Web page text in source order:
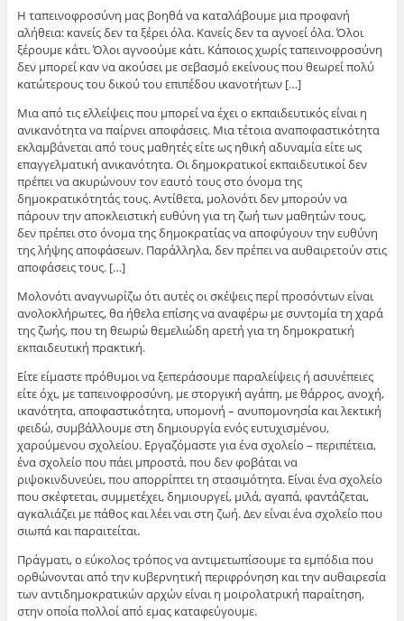
Η ταπεινοφροσύνη μας βοηθά να καταλάβουμε μια προφανή
αλήθεια: κανείς δεν τα ξέρει όλα. Κανείς δεν τα αγνοεί όλα. Όλοι
ξέρουμε κάτι. Όλοι αγνοούμε κάτι. Κάποιος χωρίς ταπεινοφροσύνη
δεν μπορεί καν να ακούσει με σεβασμό εκείνους που θεωρεί πολύ
κατώτερους του δικού του επιπέδου ικανοτήτων […]
Μια από τις ελλείψεις που μπορεί να έχει ο εκπαιδευτικός είναι η
ανικανότητα να παίρνει αποφάσεις. Μια τέτοια αναποφαστικότητα
εκλαμβάνεται από τους μαθητές είτε ως ηθική αδυναμία είτε ως
επαγγελματική ανικανότητα. Οι δημοκρατικοί εκπαιδευτικοί δεν
πρέπει να ακυρώνουν τον εαυτό τους στο όνομα της
δημοκρατικότητάς τους. Αντίθετα, μολονότι δεν μπορούν να
πάρουν την αποκλειστική ευθύνη για τη ζωή των μαθητών τους,
δεν πρέπει στο όνομα της δημοκρατίας να αποφύγουν την ευθύνη
της λήψης αποφάσεων. Παράλληλα, δεν πρέπει να αυθαιρετούν στις
αποφάσεις τους. […]
Μολονότι αναγνωρίζω ότι αυτές οι σκέψεις περί προσόντων είναι
ανολοκλήρωτες, θα ήθελα επίσης να αναφέρω με συντομία τη χαρά
της ζωής, που τη θεωρώ θεμελιώδη αρετή για τη δημοκρατική
εκπαιδευτική πρακτική.
Είτε είμαστε πρόθυμοι να ξεπεράσουμε παραλείψεις ή ασυνέπειες
είτε όχι, με ταπεινοφροσύνη, με στοργική αγάπη, με θάρρος, ανοχή,
ικανότητα, αποφαστικότητα, υπομονή – ανυπομονησία και λεκτική
φειδώ, συμβάλλουμε στη δημιουργία ενός ευτυχισμένου,
χαρούμενου σχολείου. Εργαζόμαστε για ένα σχολείο – περιπέτεια,
ένα σχολείο που πάει μπροστά, που δεν φοβάται να
ριψοκινδυνεύει, που απορρίπτει τη στασιμότητα. Είναι ένα σχολείο
που σκέφτεται, συμμετέχει, δημιουργεί, μιλά, αγαπά, φαντάζεται,
αγκαλιάζει με πάθος και λέει ναι στη ζωή. Δεν είναι ένα σχολείο που
σιωπά και παραιτείται.
Πράγματι, ο εύκολος τρόπος να αντιμετωπίσουμε τα εμπόδια που
ορθώνονται από την κυβερνητική περιφρόνηση και την αυθαιρεσία
των αντιδημοκρατικών αρχών είναι η μοιρολατρική παραίτηση,
στην οποία πολλοί από εμας καταφεύγουμε.